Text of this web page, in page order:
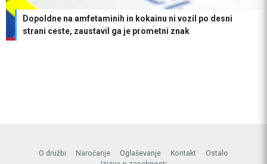
Dopoldne na amfetaminih in kokainu ni vozil po desni
strani ceste, zaustavil ga je prometni znak
O družbi Naročanje Oglaševanje Kontakt
Ostalo